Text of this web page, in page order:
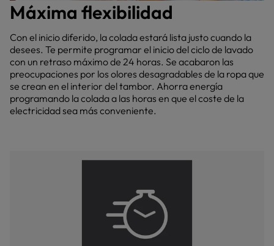
Máxima flexibilidad
Con el inicio diferido, la colada estará lista justo cuando la
desees. Te permite programar el inicio del ciclo de lavado
con un retraso máximo de 24 horas. Se acabaron las
preocupaciones por los olores desagradables de la ropa que
se crean en el interior del tambor. Ahorra energía
programando la colada a las horas en que el coste de la
electricidad sea más conveniente.